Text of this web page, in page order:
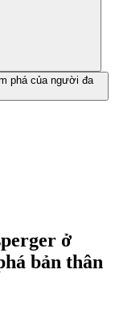
phá của người đa
ở
bản thân